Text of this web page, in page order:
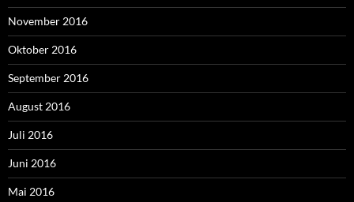
November 2016
Oktober 2016
September 2016
August 2016
Juli 2016
Juni 2016
Mai 2016